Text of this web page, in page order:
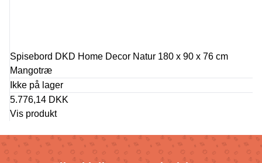
Spisebord DKD Home Decor Natur 180 x 90 x 76 cm
Mangotræ
Ikke på lager
5.776,14 DKK
Vis produkt